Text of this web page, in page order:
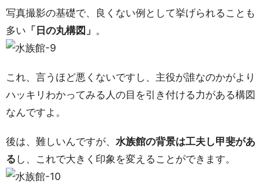
写真撮影の基礎で、良くない例として挙げられることも
多い 「日の丸構図」 。
これ、言うほど悪くないですし、主役が誰なのかがより
ハッキリわかってみる人の目を引き付ける力がある構図
なんですよ。
後は、難しいんですが、 水族館の背景は工夫し甲斐があ
る し、これで大きく印象を変えることができます。